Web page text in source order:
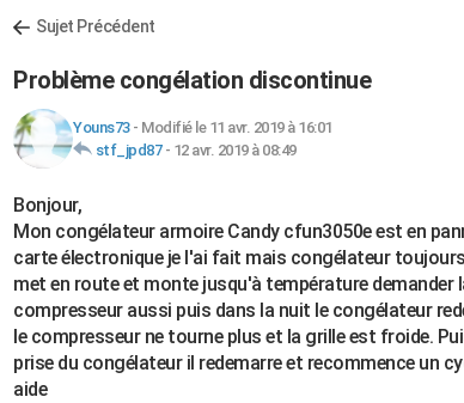
Sujet Précédent
Problème congélation discontinue
Youns73- Modifié le 11 avr. 2019 à 16:01
stf_jpd87- 12 avr. 2019 à 08:49
Bonjour,
Mon congélateur armoire Candy cfun3050e est en
carte électronique je l'ai fait mais congélateur toujours
met en route et monte jusqu'à température demander
compresseur aussi puis dans la nuit le congélateur
le compresseur ne tourne plus et la grille est froide.
prise du congélateur il redemarre et recommence un
aide